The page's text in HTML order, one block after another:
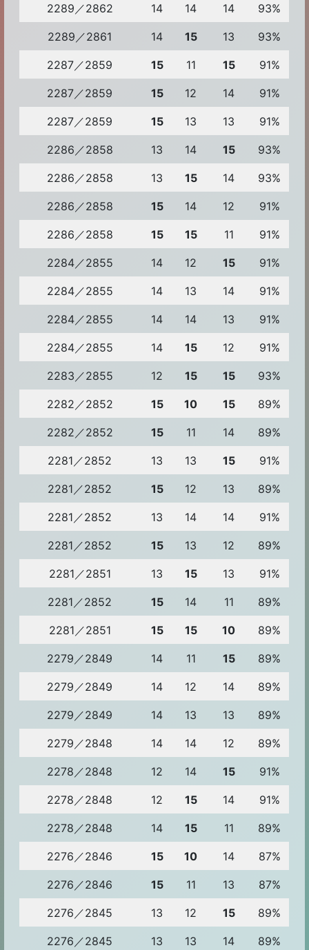
2289／2862 14 14 14 93%
2289／2861 14 15 13 93%
2287／2859 15 11 15 91%
2287／2859 15 12 14 91%
2287／2859 15 13 13 91%
2286／2858 13 14 15 93%
2286／2858 13 15 14 93%
2286／2858 15 14 12 91%
2286／2858 15 15 11 91%
2284／2855 14 12 15 91%
2284／2855 14 13 14 91%
2284／2855 14 14 13 91%
2284／2855 14 15 12 91%
2283／2855 12 15 15 93%
2282／2852 15 10 15 89%
2282／2852 15 11 14 89%
2281／2852 13 13 15 91%
2281／2852 15 12 13 89%
2281／2852 13 14 14 91%
2281／2852 15 13 12 89%
2281／2851 13 15 13 91%
2281／2852 15 14 11 89%
2281／2851 15 15 10 89%
2279／2849 14 11 15 89%
2279／2849 14 12 14 89%
2279／2849 14 13 13 89%
2279／2848 14 14 12 89%
2278／2848 12 14 15 91%
2278／2848 12 15 14 91%
2278／2848 14 15 11 89%
2276／2846 15 10 14 87%
2276／2846 15 11 13 87%
2276／2845 13 12 15 89%
2276／2845 13 13 14 89%